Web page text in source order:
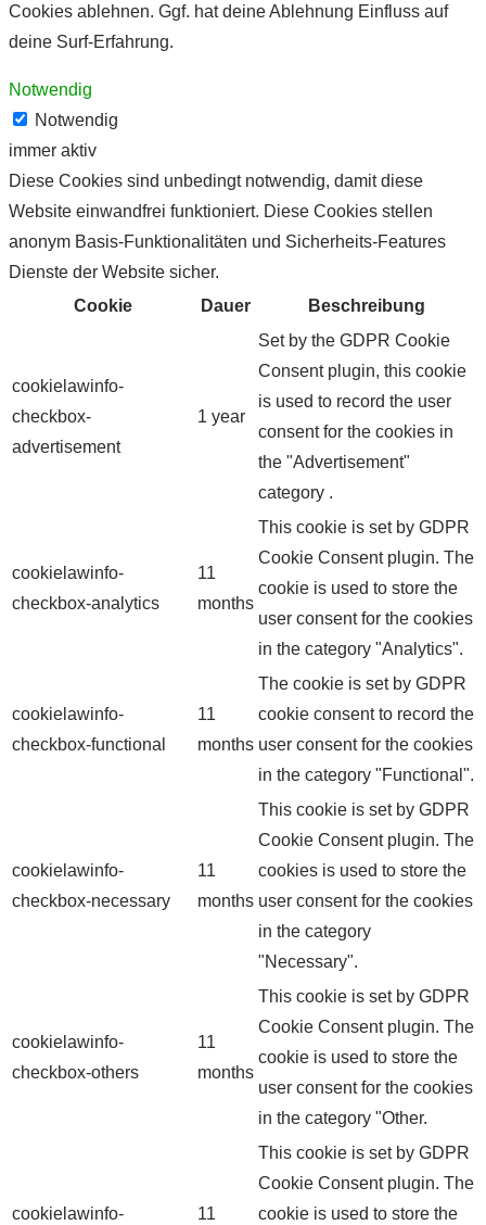
Cookies ablehnen. Ggf. hat deine Ablehnung Einfluss auf
deine Surf-Erfahrung.
Notwendig
Notwendig
immer aktiv
Diese Cookies sind unbedingt notwendig, damit diese
Website einwandfrei funktioniert. Diese Cookies stellen
anonym Basis-Funktionalitäten und Sicherheits-Features
Dienste der Website sicher.
Cookie
Dauer Beschreibung
cookielawinfo-
checkbox-
advertisement
1 year
Set by the GDPR Cookie
Consent plugin, this cookie
is used to record the user
consent for the cookies in
the "Advertisement"
category .
cookielawinfo-
checkbox-analytics
11
months
This cookie is set by GDPR
Cookie Consent plugin. The
cookie is used to store the
user consent for the cookies
in the category "Analytics".
cookielawinfo-
checkbox-functional
11
months
The cookie is set by GDPR
cookie consent to record the
user consent for the cookies
in the category "Functional".
cookielawinfo-
checkbox-necessary
11
months
This cookie is set by GDPR
Cookie Consent plugin. The
cookies is used to store the
user consent for the cookies
in the category
"Necessary".
cookielawinfo-
checkbox-others
11
months
This cookie is set by GDPR
Cookie Consent plugin. The
cookie is used to store the
user consent for the cookies
in the category "Other.
cookielawinfo-
11
This cookie is set by GDPR
Cookie Consent plugin. The
cookie is used to store the